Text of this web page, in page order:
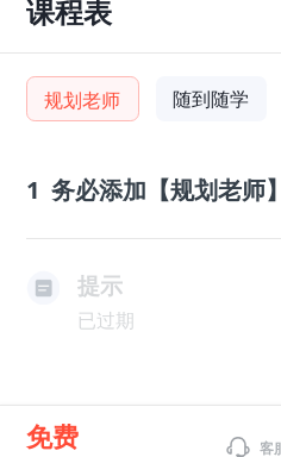
课程表
规划老师 随到随学
1 务必添加【规划老师
提示
已过期
免费 客